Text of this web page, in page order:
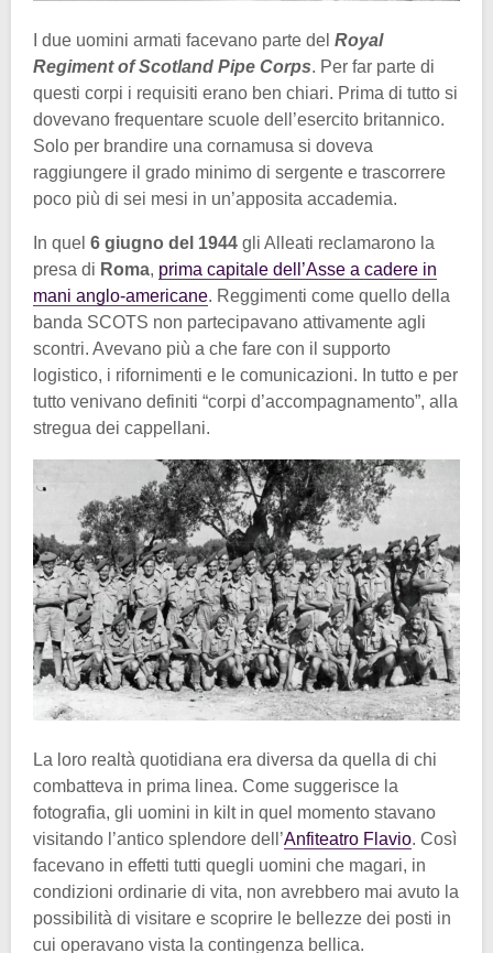
I due uomini armati facevano parte del Royal
Regiment of Scotland Pipe Corps. Per far parte di
questi corpi i requisiti erano ben chiari. Prima di tutto si
dovevano frequentare scuole dell’esercito britannico.
Solo per brandire una cornamusa si doveva
raggiungere il grado minimo di sergente e trascorrere
poco più di sei mesi in un’apposita accademia.
In quel 6 giugno del 1944 gli Alleati reclamarono la
presa di Roma, prima capitale dell’Asse a cadere in
mani anglo-americane. Reggimenti come quello della
banda SCOTS non partecipavano attivamente agli
scontri. Avevano più a che fare con il supporto
logistico, i rifornimenti e le comunicazioni. In tutto e per
tutto venivano definiti “corpi d’accompagnamento”, alla
stregua dei cappellani.
La loro realtà quotidiana era diversa da quella di chi
combatteva in prima linea. Come suggerisce la
fotografia, gli uomini in kilt in quel momento stavano
visitando l’antico splendore dell’Anfiteatro Flavio. Così
facevano in effetti tutti quegli uomini che magari, in
condizioni ordinarie di vita, non avrebbero mai avuto la
possibilità di visitare e scoprire le bellezze dei posti in
cui operavano vista la contingenza bellica.